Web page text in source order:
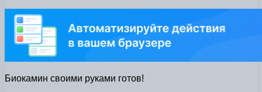
Биокамин своими руками готов!